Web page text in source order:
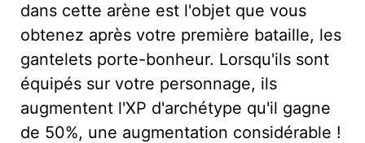
dans cette arène est l'objet que vous
obtenez après votre première bataille, les
gantelets porte-bonheur. Lorsqu'ils sont
équipés sur votre personnage, ils
augmentent l'XP d'archétype qu'il gagne
de 50%, une augmentation considérable !